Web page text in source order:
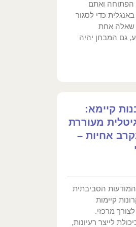
הפתוחה ואתם
כדי לסגור
שאלה אחת
גם המבחן יהיה
קיימא:
מעוררת
אחיות –
המודעות הסביבתית
קיימות
מרכזי.
לייצר רעיונות,